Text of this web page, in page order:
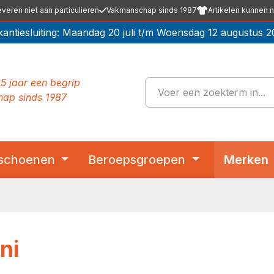
niet aan particulieren Vakmanschap sinds 1987 Artikelen kunnen
Maandag 20 juli t/m Woensdag 12 augustus
jaar een begrip
sinds 1987
Beroepsgroepen Merken